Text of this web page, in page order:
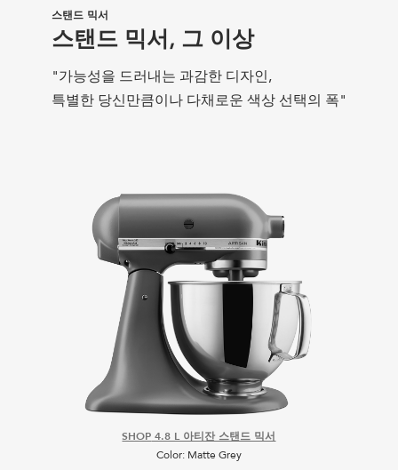
스탠드 믹서
스탠드 믹서, 그 이상
"가능성을 드러내는 과감한 디자인,
특별한 당신만큼이나 다채로운 색상 선택의 폭"
SHOP 4.8 L 아티잔 스탠드 믹서
Color: Pink
SHOP 4.8 L 아티잔 스탠드 믹서
Color: Empire Red
SHOP 4.8 L 아티잔 스탠드 믹서
Color: Matte Grey
SHOP 4.8 L 아티잔 스탠드 믹서
Color: Tangerine
SHOP 4.8 L 아티잔 스탠드 믹서
Color: White
SHOP 4.8 L 아티잔 스탠드 믹서
Color: Matte White
SHOP 4.8 L 아티잔 스탠드 믹서
Color: Crystal Blue
SHOP 4.8 L 아티잔 스탠드 믹서
Color: Almond Cream
SHOP 4.8 L 아티잔 스탠드 믹서
Color: Raspberry Ice
SHOP 4.8 L 아티잔 스탠드 믹서
Color: Pink
SHOP 4.8 L 아티잔 스탠드 믹서
Color: Empire Red
스탠드 믹서 어태치먼트
여러분의 창의력을 펼쳐보세요.
다양한 어태치먼트로 스탠드 믹서의 잠재력을
깨워보세요. 신선한 파스타에서 버거까지
파스타와 그레인 어태치먼트
육가공 스탠드 믹서 어태치먼트
파스타와 그레인 어태치먼트
파스타와 그레인 어태치먼트
육가공 스탠드 믹서 어태치먼트